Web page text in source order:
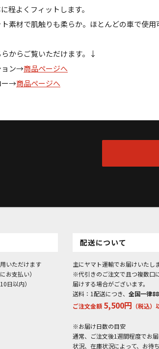
程よくフィットします。
素材で肌触りも柔らか。ほとんどの車で使用
からご覧いただけます。↓
ョン→商品ページへ
ー→商品ページへ
いただけます
お支払い）
日以内）
配送について
主にヤマト運輸でお届けいたしま
※代引きのご注文で且つ複数口
届けする場合がございます。
送料：1配送につき、 全国一律
ご注文金額 5,500円 （税込
※お届け日数の目安
通常、ご注文後1週間程度でお
状況、在庫状況によって、お待